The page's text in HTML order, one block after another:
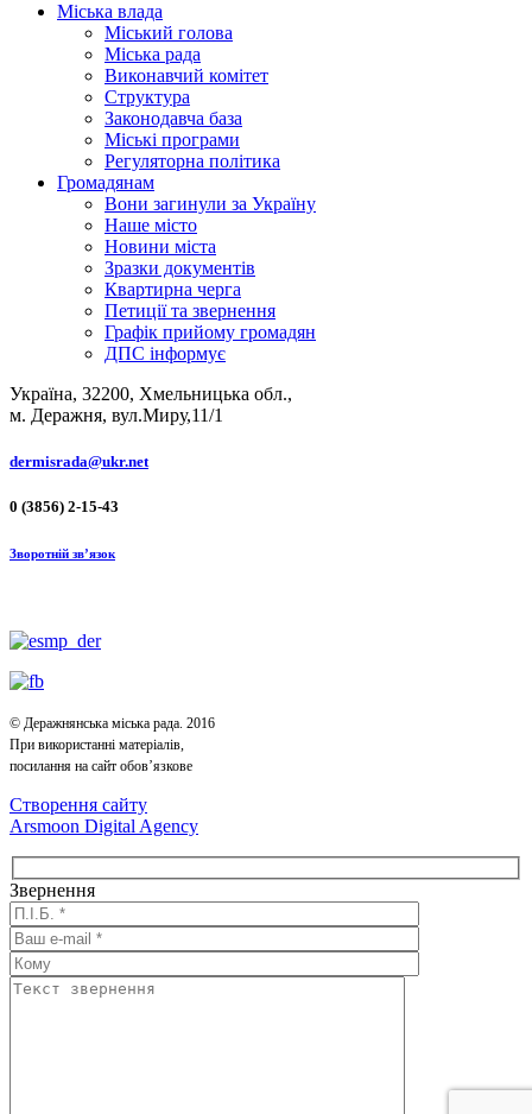
Міська влада
Міський голова
Міська рада
Виконавчий комітет
Структура
Законодавча база
Міські програми
Регуляторна політика
Громадянам
Вони загинули за Україну
Наше місто
Новини міста
Зразки документів
Квартирна черга
Петиції та звернення
Графік прийому громадян
ДПС інформує
Україна, 32200, Хмельницька обл.,
м. Деражня, вул.Миру,11/1
dermisrada@ukr.net
0 (3856) 2-15-43
Зворотній зв’язок
© Деражнянська міська рада. 2016
При використанні матеріалів,
посилання на сайт обов’язкове
Створення сайту
Arsmoon Digital Agency
Звернення